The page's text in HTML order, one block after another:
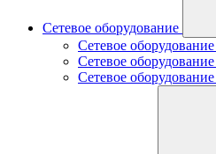
Сетевое оборудование
Сетевое
Сетевое
Сетевое